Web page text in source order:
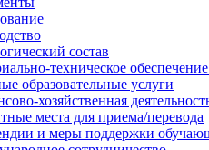
состав
техническое
образовательные услуги
хозяйственная
места для приема/перевода
и меры поддержки